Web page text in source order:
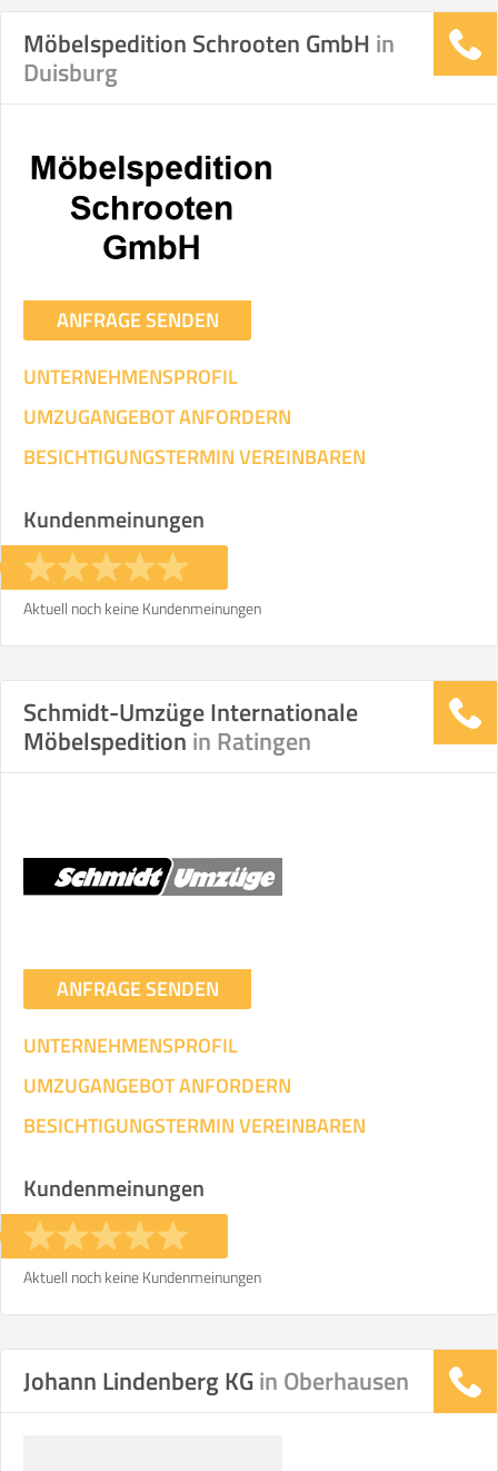
Stunden Stunden
KOSTENSCHÄTZUNG: € -€
ICH WILL SELBST UMZIEHEN
Mit Umzugsunternehmen
Mitarbeiter Zeit pro Mitarbeiter
KOSTENSCHÄTZUNG:
ICH MÖCHTE ANGEBOTE ANFORDERN
SO ERRECHNET SICH DIE KOSTENSCHÄTZUNG
Möbelspedition Schrooten GmbH in
Duisburg
ANFRAGE SENDEN
UNTERNEHMENSPROFIL
UMZUGANGEBOT ANFORDERN
BESICHTIGUNGSTERMIN VEREINBAREN
Kundenmeinungen
Aktuell noch keine Kundenmeinungen
Schmidt-Umzüge Internationale
Möbelspedition in Ratingen
ANFRAGE SENDEN
UNTERNEHMENSPROFIL
UMZUGANGEBOT ANFORDERN
BESICHTIGUNGSTERMIN VEREINBAREN
Kundenmeinungen
Aktuell noch keine Kundenmeinungen
Johann Lindenberg KGin Oberhausen